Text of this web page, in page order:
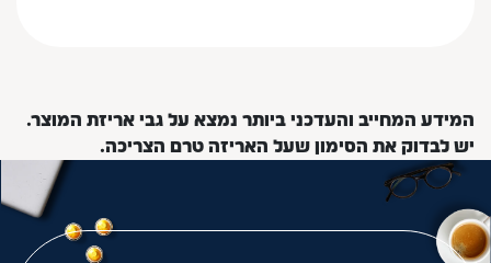
המידע המחייב והעדכני ביותר נמצא על גבי אריזת המוצר.
יש לבדוק את הסימון שעל האריזה טרם הצריכה.